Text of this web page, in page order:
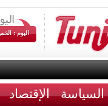
اليوم : الخميس 06
السياسة الإقتصاد